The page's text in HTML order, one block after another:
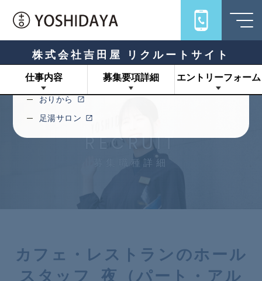
株式会社吉田屋 リクルートサイト
旅館吉田屋
うちろじ
キハコ
十一ロ
おりから
足湯サロン
仕事内容 募集要項詳細 エントリーフォーム
RECRUIT
募集職種詳細
カフェ・レストランのホール
スタッフ_夜（パート・アル